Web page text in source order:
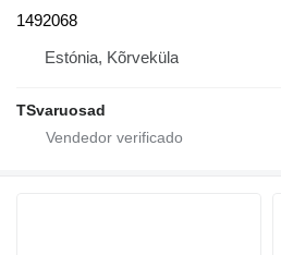
1492068
Estónia, Kõrveküla
TSvaruosad